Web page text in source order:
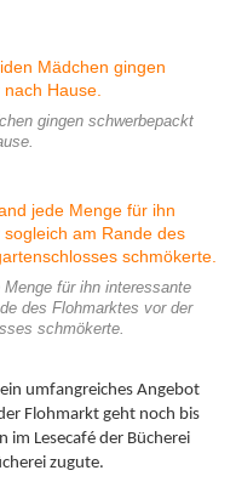
gingen schwerbepackt
für ihn interessante
des Flohmarktes vor der
schmökerte.
umfangreiches Angebot
Flohmarkt geht noch bis
Lesecafé der Bücherei
zugute.